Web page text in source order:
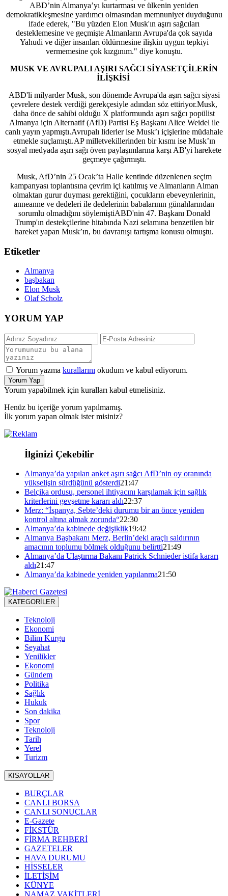
ABD’nin Almanya’yı kurtarması ve ülkenin yeniden
demokratikleşmesine yardımcı olmasından memnuniyet duyduğunu
ifade ederek, "Bu yüzden Elon Musk'ın aşırı sağcıları
desteklemesine ve geçmişte Almanların Avrupa'da çok sayıda
Yahudi ve diğer insanları öldürmesine ilişkin uygun tepkiyi
vermemesine çok kızgınım." diye konuştu.
MUSK VE AVRUPALI AŞIRI SAĞCI SİYASETÇİLERİN
İLİŞKİSİ
ABD'li milyarder Musk, son dönemde Avrupa'da aşırı sağcı siyasi
çevrelere destek verdiği gerekçesiyle adından söz ettiriyor.Musk,
daha önce de sahibi olduğu X platformunda aşırı sağcı popülist
Almanya için Alternatif (AfD) Partisi Eş Başkanı Alice Weidel ile
canlı yayın yapmıştı.Avrupalı liderler ise Musk’ı içişlerine müdahale
etmekle suçlamıştı.AP milletvekillerinden bir kısmı ise Musk’ın
sosyal medyada aşırı sağı öven paylaşımlarına karşı AB'yi harekete
geçmeye çağırmıştı.
Musk, AfD’nin 25 Ocak’ta Halle kentinde düzenlenen seçim
kampanyası toplantısına çevrim içi katılmış ve Almanların Alman
olmaktan gurur duyması gerektiğini, çocukların ebeveynlerinin,
anneanne ve dedeleri ile dedelerinin babalarının günahlarından
sorumlu olmadığını söylemiştiABD'nin 47. Başkanı Donald
Trump'ın destekçilerine hitabında Nazi selamına benzetilen bir
hareket yapan Musk’ın, bu davranışı tartışma konusu olmuştu.​​​​​​​
Etiketler
Almanya
başbakan
Elon Musk
Olaf Scholz
YORUM YAP
Yorum yazma kurallarını okudum ve kabul ediyorum.
Yorum Yap
Yorum yapabilmek için kuralları kabul etmelisiniz.
Henüz bu içeriğe yorum yapılmamış.
İlk yorum yapan olmak ister misiniz?
İlginizi Çekebilir
Almanya’da yapılan anket aşırı sağcı AfD’nin oy oranında
yükselişin sürdüğünü gösterdi21:47
Belçika ordusu, personel ihtiyacını karşılamak için sağlık
kriterlerini gevşetme kararı aldı22:37
Merz: “İspanya, Sebte’deki durumu bir an önce yeniden
kontrol altına almak zorunda“22:30
Almanya’da kabinede değişiklik19:42
Almanya Başbakanı Merz, Berlin’deki araçlı saldırının
amacının toplumu bölmek olduğunu belirtti21:49
Almanya’da Ulaştırma Bakanı Patrick Schnieder istifa kararı
aldı21:47
Almanya’da kabinede yeniden yapılanma21:50
KATEGORİLER
Teknoloji
Ekonomi
Bilim Kurgu
Seyahat
Yenilikler
Ekonomi
Gündem
Politika
Sağlık
Hukuk
Son dakika
Spor
Teknoloji
Tarih
Yerel
Turizm
KISAYOLLAR
BURÇLAR
CANLI BORSA
CANLI SONUÇLAR
E-Gazete
FİKSTÜR
FİRMA REHBERİ
GAZETELER
HAVA DURUMU
HİSSELER
İLETİŞİM
KÜNYE